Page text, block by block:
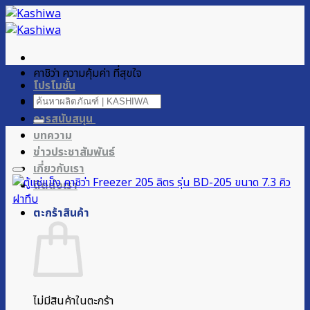
ข้าม
ไป
เนื้อหา
โปรโมชั่น
ผลิตภัณฑ์ของเรา
การสนับสนุน
บทความ
ข่าวประชาสัมพันธ์
เกี่ยวกับเรา
ติดต่อเรา
ตะกร้าสินค้า
ไม่มีสินค้าในตะกร้า
คาชิว่า ความคุ้มค่า ที่สุขใจ
ค้นหา: